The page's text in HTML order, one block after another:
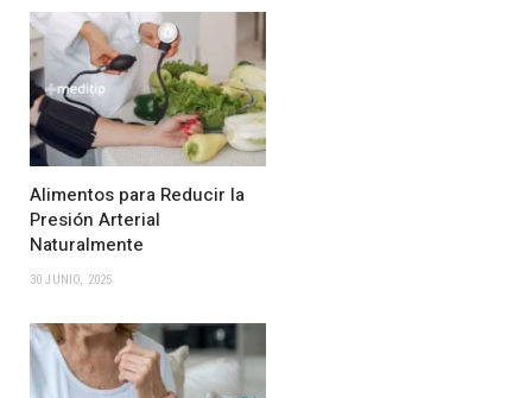
Alimentos para Reducir la
Presión Arterial
Naturalmente
30 JUNIO, 2025